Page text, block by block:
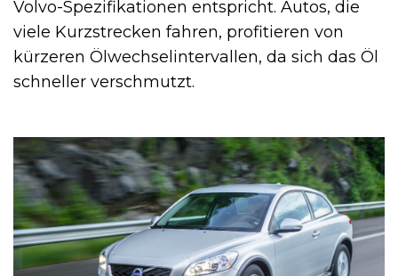
Volvo-Spezifikationen entspricht. Autos, die
viele Kurzstrecken fahren, profitieren von
kürzeren Ölwechselintervallen, da sich das Öl
schneller verschmutzt.